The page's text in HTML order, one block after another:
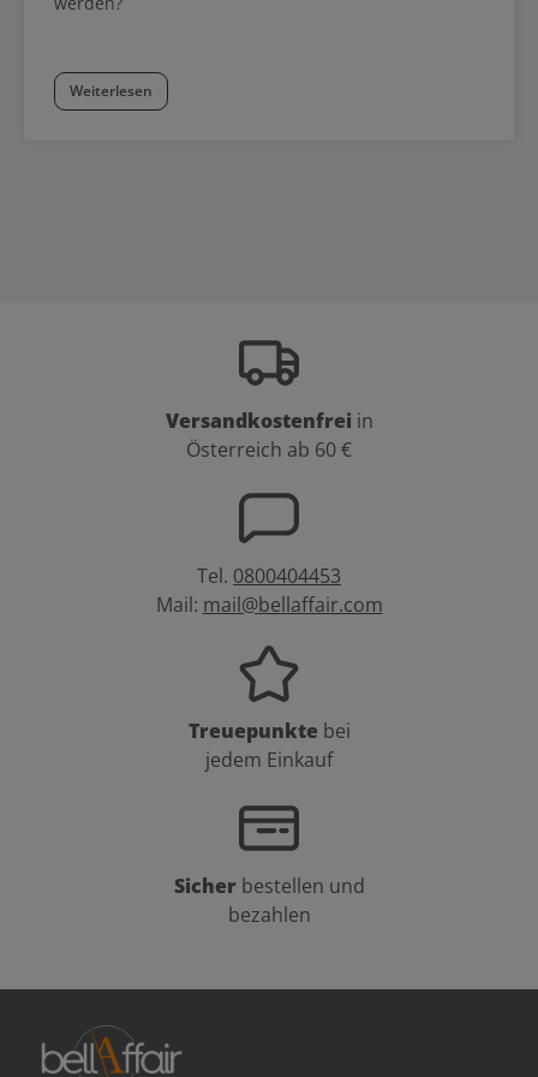
Weiterlesen
Versandkostenfrei in
Österreich ab 60 €
Tel. 0800404453
Mail: mail@bellaffair.com
Treuepunkte bei
jedem Einkauf
Sicher bestellen und
bezahlen